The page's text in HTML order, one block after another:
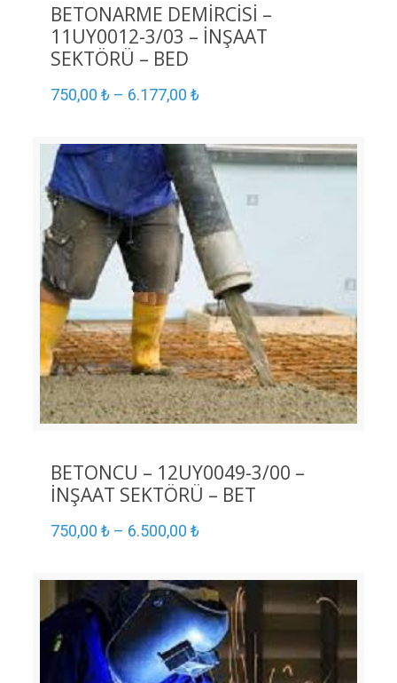
BETONARME DEMİRCİSİ –
11UY0012-3/03 – İNŞAAT
SEKTÖRÜ – BED
750,00 ₺– 6.177,00 ₺
BETONCU – 12UY0049-3/00 –
İNŞAAT SEKTÖRÜ – BET
750,00 ₺– 6.500,00 ₺